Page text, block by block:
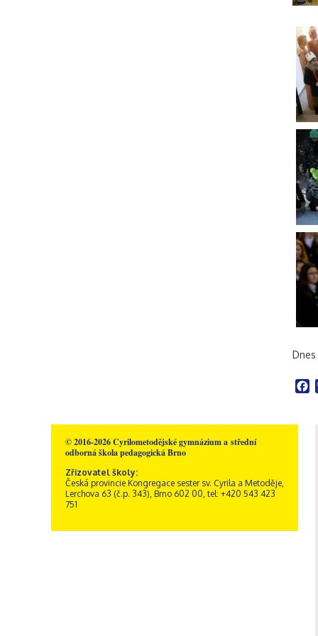
© 2016-2026 Cyrilometodějské gymnázium a střední
odborná škola pedagogická Brno
Zřizovatel školy:
Česká provincie Kongregace sester sv. Cyrila a Metoděje,
Lerchova 63 (č.p. 343), Brno 602 00, tel: +420 543 423
751